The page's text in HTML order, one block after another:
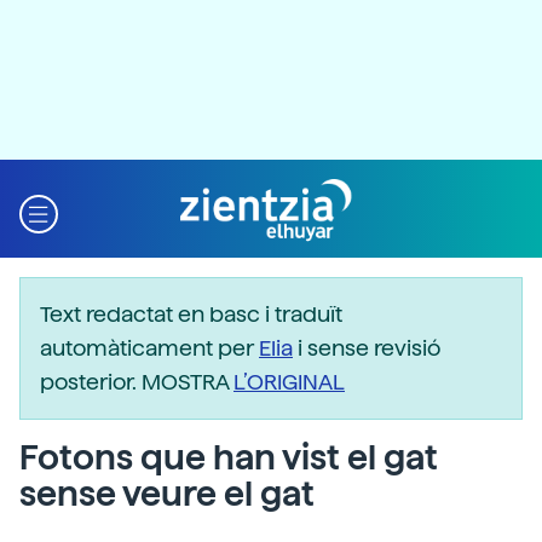
Text redactat en basc i traduït
automàticament perElia i sense revisió
posterior. MOSTRAL’ORIGINAL
Fotons que han vist el gat
sense veure el gat